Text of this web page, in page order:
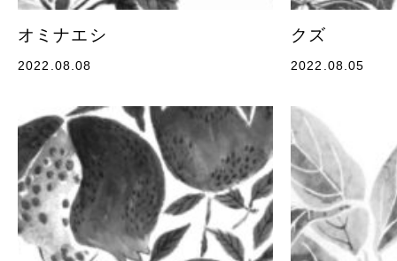
オミナエシ
2022.08.08
クズ
2022.08.05